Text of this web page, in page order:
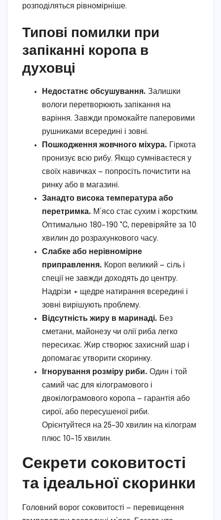
розподіляться рівномірніше.
Типові помилки при
запіканні коропа в
духовці
Недостатнє обсушування. Залишки
вологи перетворюють запікання на
варіння. Завжди промокайте паперовими
рушниками всередині і зовні.
Пошкодження жовчного міхура. Гіркота
пронизує всю рибу. Якщо сумніваєтеся у
своїх навичках — попросіть почистити на
ринку або в магазині.
Занадто висока температура або
перетримка. М’ясо стає сухим і жорстким.
Оптимально 180–190 °C, перевіряйте за 10
хвилин до розрахункового часу.
Слабке або нерівномірне
приправлення. Короп великий — сіль і
спеції не завжди доходять до центру.
Надрізи + щедре натирання всередині і
зовні вирішують проблему.
Відсутність жиру в маринаді. Без
сметани, майонезу чи олії риба легко
пересихає. Жир створює захисний шар і
допомагає утворити скоринку.
Ігнорування розміру риби. Один і той
самий час для кілограмового і
двокілограмового коропа — гарантія або
сирої, або пересушеної риби.
Орієнтуйтеся на 25–30 хвилин на кілограм
плюс 10–15 хвилин.
Секрети соковитості
та ідеальної скоринки
Головний ворог соковитості — перевищення